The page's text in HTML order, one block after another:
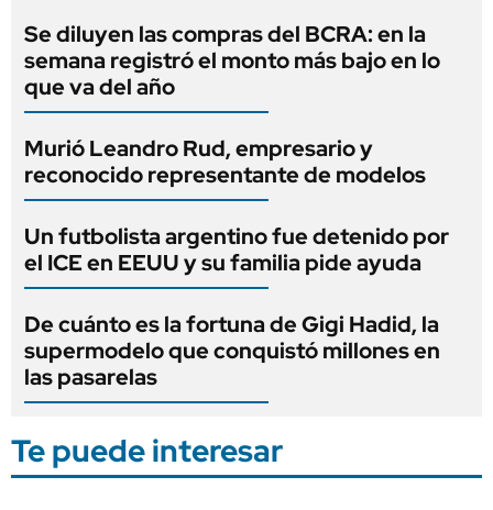
Se diluyen las compras del BCRA: en la
semana registró el monto más bajo en lo
que va del año
Murió Leandro Rud, empresario y
reconocido representante de modelos
Un futbolista argentino fue detenido por
el ICE en EEUU y su familia pide ayuda
De cuánto es la fortuna de Gigi Hadid, la
supermodelo que conquistó millones en
las pasarelas
Te puede interesar